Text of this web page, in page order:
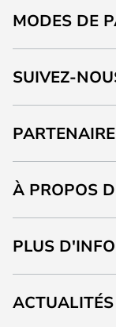
MODES DE
SUIVEZ-
À PROPOS
PLUS